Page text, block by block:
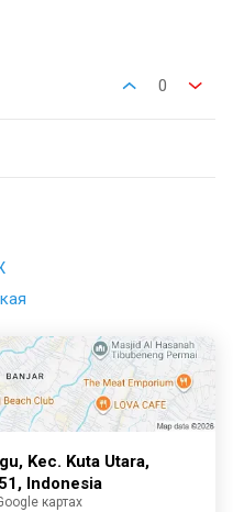
0
Kec. Kuta Utara,
Indonesia
картах